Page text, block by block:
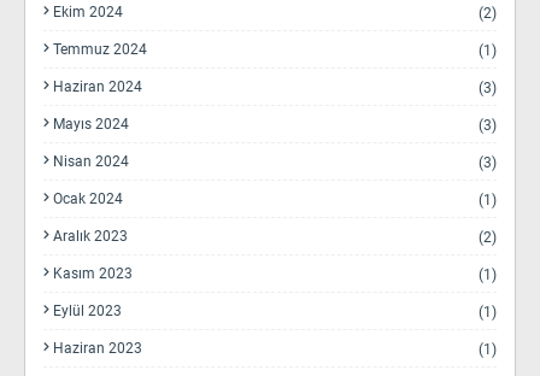
Ekim 2024 (2)
Temmuz 2024 (1)
Haziran 2024 (3)
Mayıs 2024 (3)
Nisan 2024 (3)
Ocak 2024 (1)
Aralık 2023 (2)
Kasım 2023 (1)
Eylül 2023 (1)
Haziran 2023 (1)